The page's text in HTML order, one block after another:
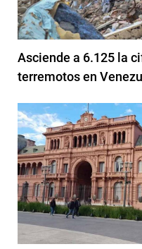
Asciende a 6.125 la
terremotos en